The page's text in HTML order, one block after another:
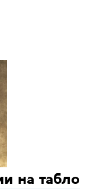
на табло